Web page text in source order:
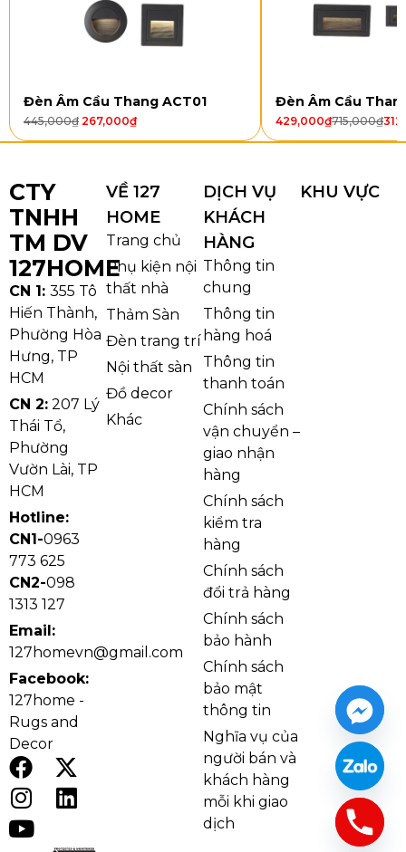
Thông số chi tiết đèn thả hiện đại
linh hoạt nhu cầu lắp đơn lẻ hoặc lắp theo bộ 12
bóng. Phiên bản THD02T1 phù hợp cho các vị trí cần
hoặc sảnh lớn cần hiệu ứng thả nhiều tầng.
Thông
tin
THD02T1 THD02T12
Tên
sản
phẩm
Đèn Thả Hiện
Đại THD02
Đèn Thả Hiện Đại
THD02
Mã sản
phẩm
THD02T1
Loại
bóng
G4 x 12
liệu
Mâm inox, hạt pha lê
Kích
thước
Ø600 x H3000
Kích
thước
thùng
Đang cập nhật 61 x 61 x 15cm – 19kg
Không
gian
phù
hợp
Bàn ăn, quầy bar,
Cầu thang, thông
tầng, sảnh, phòng
khách cao trần
Đèn Âm Cầu Thang ACT01
445,000₫ 267,000₫
Đèn Âm Cầu
715,000₫
429,000₫
CTY
TNHH
TM DV
127HOME
CN 1: 355 Tô
Hiến Thành,
Phường Hòa
Hưng, TP
HCM
CN 2: 207 Lý
Thái Tổ,
Phường
Vườn Lài, TP
HCM
Hotline:
CN1-0963
773 625
CN2-098
1313 127
Email:
127homevn@gmail.com
Facebook:
127home -
Rugs and
Decor
VỀ 127
HOME
Trang chủ
Phụ kiện nội
thất nhà
Thảm Sàn
Đèn trang trí
Nội thất sàn
Đồ decor
Khác
DỊCH VỤ
KHÁCH
HÀNG
Thông tin
chung
Thông tin
hàng hoá
Thông tin
thanh toán
Chính sách
vận chuyển –
giao nhận
hàng
Chính sách
kiểm tra
hàng
Chính sách
đổi trả hàng
Chính sách
bảo hành
Chính sách
bảo mật
thông tin
Nghĩa vụ của
người bán và
khách hàng
mỗi khi giao
dịch
KHU VỰC